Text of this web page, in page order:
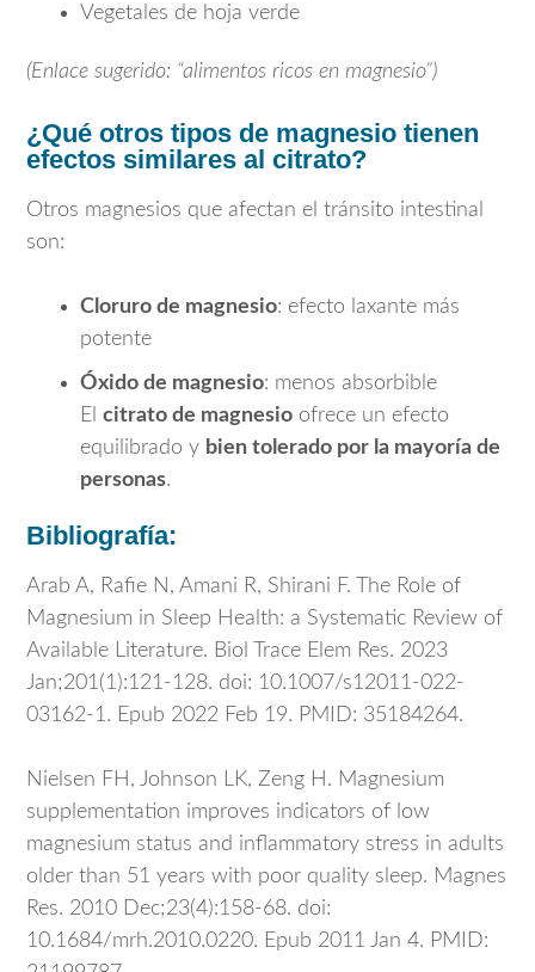
Vegetales de hoja verde
(Enlace sugerido: “alimentos ricos en magnesio”)
¿Qué otros tipos de magnesio tienen
efectos similares al citrato?
Otros magnesios que afectan el tránsito intestinal
son:
Cloruro de magnesio: efecto laxante más
potente
Óxido de magnesio: menos absorbible
El citrato de magnesio ofrece un efecto
equilibrado y bien tolerado por la mayoría de
personas.
Bibliografía:
Arab A, Rafie N, Amani R, Shirani F. The Role of
Magnesium in Sleep Health: a Systematic Review of
Available Literature. Biol Trace Elem Res. 2023
Jan;201(1):121-128. doi: 10.1007/s12011-022-
03162-1. Epub 2022 Feb 19. PMID: 35184264.
Nielsen FH, Johnson LK, Zeng H. Magnesium
supplementation improves indicators of low
magnesium status and inflammatory stress in adults
older than 51 years with poor quality sleep. Magnes
Res. 2010 Dec;23(4):158-68. doi:
10.1684/mrh.2010.0220. Epub 2011 Jan 4. PMID: